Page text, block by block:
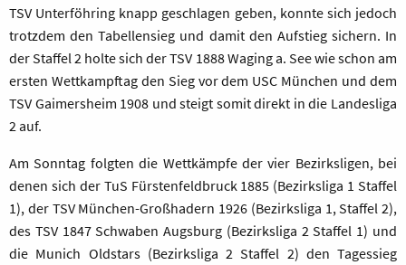
TSV Unterföhring knapp geschlagen geben, konnte sich jedoch
trotzdem den Tabellensieg und damit den Aufstieg sichern. In
der Staffel 2 holte sich der TSV 1888 Waging a. See wie schon am
ersten Wettkampftag den Sieg vor dem USC München und dem
TSV Gaimersheim 1908 und steigt somit direkt in die Landesliga
2 auf.
Am Sonntag folgten die Wettkämpfe der vier Bezirksligen, bei
denen sich der TuS Fürstenfeldbruck 1885 (Bezirksliga 1 Staffel
1), der TSV München-Großhadern 1926 (Bezirksliga 1, Staffel 2),
des TSV 1847 Schwaben Augsburg (Bezirksliga 2 Staffel 1) und
die Munich Oldstars (Bezirksliga 2 Staffel 2) den Tagessieg